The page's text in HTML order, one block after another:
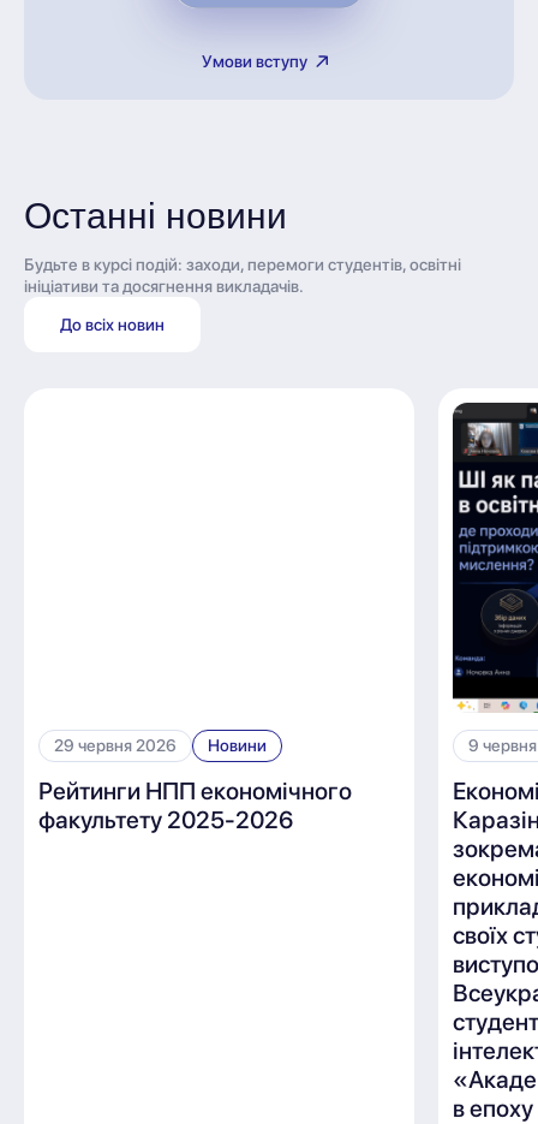
Умови вступу
Останні новини
Будьте в курсі подій: заходи, перемоги студентів, освітні
ініціативи та досягнення викладачів.
До всіх новин
29 червня 2026 Новини
Рейтинги НПП економічного
факультету 2025-2026
9
своїх
в